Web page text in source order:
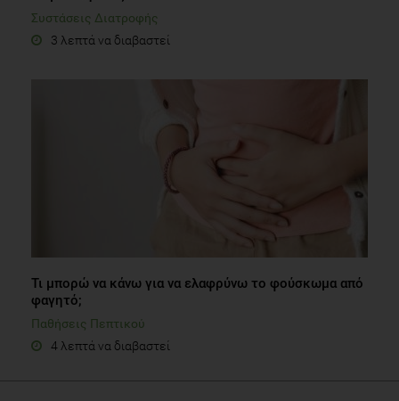
Συστάσεις Διατροφής
3 λεπτά να διαβαστεί
Τι μπορώ να κάνω για να ελαφρύνω το φούσκωμα από
φαγητό;
Παθήσεις Πεπτικού
4 λεπτά να διαβαστεί